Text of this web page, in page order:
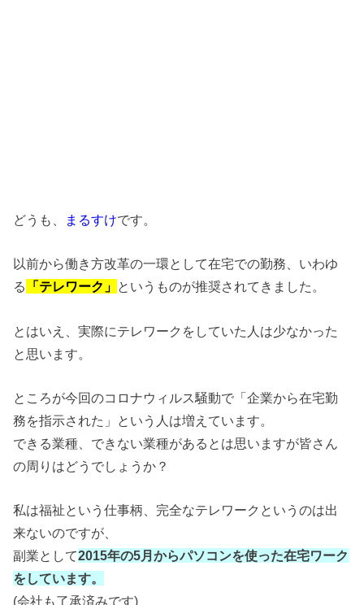
どうも、 まるすけです。
以前から働き方改革の一環として在宅での勤務、いわゆ
る
「テレワーク」 というものが推奨されてきました。
とはいえ、実際にテレワークをしていた人は少なかった
と思います。
ところが今回のコロナウィルス騒動で 「企業から在宅勤
務を指示された」 という人は増えています。
できる業種、できない業種があるとは思いますが皆さん
の周りはどうでしょうか？
私は福祉という仕事柄、完全なテレワークというのは出
来ないのですが、
副業として2015年の5月からパソコンを使った在宅ワーク
をしています。
(会社も了承済みです)